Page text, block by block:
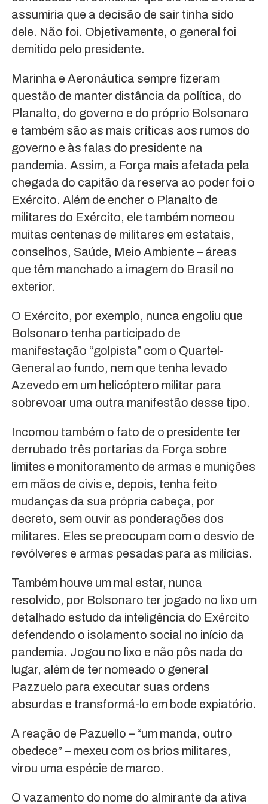
assumiria que a decisão de sair tinha sido
dele. Não foi. Objetivamente, o general foi
demitido pelo presidente.
Marinha e Aeronáutica sempre fizeram
questão de manter distância da política, do
Planalto, do governo e do próprio Bolsonaro
e também são as mais críticas aos rumos do
governo e às falas do presidente na
pandemia. Assim, a Força mais afetada pela
chegada do capitão da reserva ao poder foi o
Exército. Além de encher o Planalto de
militares do Exército, ele também nomeou
muitas centenas de militares em estatais,
conselhos, Saúde, Meio Ambiente – áreas
que têm manchado a imagem do Brasil no
exterior.
O Exército, por exemplo, nunca engoliu que
Bolsonaro tenha participado de
manifestação “golpista” com o Quartel-
General ao fundo, nem que tenha levado
Azevedo em um helicóptero militar para
sobrevoar uma outra manifestão desse tipo.
Incomou também o fato de o presidente ter
derrubado três portarias da Força sobre
limites e monitoramento de armas e munições
em mãos de civis e, depois, tenha feito
mudanças da sua própria cabeça, por
decreto, sem ouvir as ponderações dos
militares. Eles se preocupam com o desvio de
revólveres e armas pesadas para as milícias.
Também houve um mal estar, nunca
resolvido, por Bolsonaro ter jogado no lixo um
detalhado estudo da inteligência do Exército
defendendo o isolamento social no início da
pandemia. Jogou no lixo e não pôs nada do
lugar, além de ter nomeado o general
Pazzuelo para executar suas ordens
absurdas e transformá-lo em bode expiatório.
A reação de Pazuello – “um manda, outro
obedece” – mexeu com os brios militares,
virou uma espécie de marco.
O vazamento do nome do almirante da ativa